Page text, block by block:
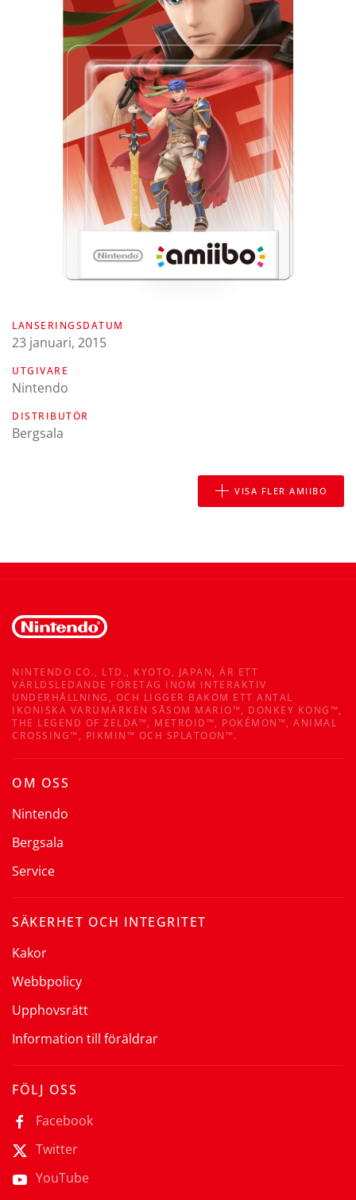
LANSERINGSDATUM
23 januari, 2015
UTGIVARE
Nintendo
DISTRIBUTÖR
Bergsala
VISA FLER AMIIBO
NINTENDO CO., LTD., KYOTO, JAPAN, ÄR ETT
VÄRLDSLEDANDE FÖRETAG INOM INTERAKTIV
UNDERHÅLLNING, OCH LIGGER BAKOM ETT ANTAL
IKONISKA VARUMÄRKEN SÅSOM MARIO™, DONKEY KONG™,
THE LEGEND OF ZELDA™, METROID™, POKÉMON™, ANIMAL
CROSSING™, PIKMIN™ OCH SPLATOON™.
OM OSS
Nintendo
Bergsala
Service
SÄKERHET OCH INTEGRITET
Kakor
Webbpolicy
Upphovsrätt
Information till föräldrar
FÖLJ OSS
Facebook
Twitter
YouTube